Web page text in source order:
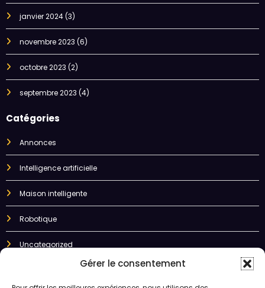
Gérer le consentement
janvier 2024(3)
novembre 2023 (6)
octobre 2023 (2)
septembre 2023 (4)
Catégories
Annonces
Intelligence artificielle
Maison intelligente
Robotique
Uncategorized
"L'intelligence artificielle est en passe de révolutionner notre monde, de
la santé à la finance, en passant par le transport et la